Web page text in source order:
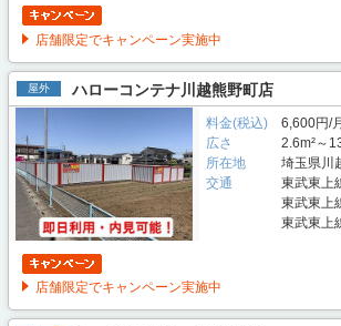
店舗限定でキャンペーン実施中
屋外 ハローコンテナ川越熊野町店
料金(税込)
6,600円/
広さ
2.6m²～
所在地
埼玉県川
交通
東武東上
東武東上
東武東上
店舗限定でキャンペーン実施中